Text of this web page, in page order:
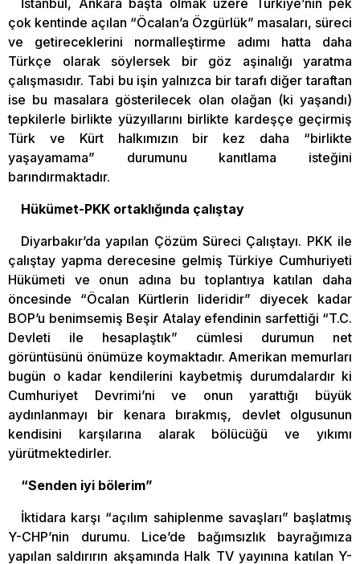
çok kentinde açılan “Öcalan’a Özgürlük” masaları, süreci
ve getireceklerini normalleştirme adımı hatta daha
Türkçe olarak söylersek bir göz aşinalığı yaratma
çalışmasıdır. Tabi bu işin yalnızca bir tarafı diğer taraftan
ise bu masalara gösterilecek olan olağan (ki yaşandı)
tepkilerle birlikte yüzyıllarını birlikte kardeşçe geçirmiş
Türk ve Kürt halkımızın bir kez daha “birlikte
yaşayamama” durumunu kanıtlama isteğini
barındırmaktadır.
Hükümet-PKK ortaklığında çalıştay
Diyarbakır’da yapılan Çözüm Süreci Çalıştayı. PKK ile
çalıştay yapma derecesine gelmiş Türkiye Cumhuriyeti
Hükümeti ve onun adına bu toplantıya katılan daha
öncesinde “Öcalan Kürtlerin lideridir” diyecek kadar
BOP’u benimsemiş Beşir Atalay efendinin sarfettiği “T.C.
Devleti ile hesaplaştık” cümlesi durumun net
görüntüsünü önümüze koymaktadır. Amerikan memurları
bugün o kadar kendilerini kaybetmiş durumdalardır ki
Cumhuriyet Devrimi’ni ve onun yarattığı büyük
aydınlanmayı bir kenara bırakmış, devlet olgusunun
kendisini karşılarına alarak bölücüğü ve yıkımı
yürütmektedirler.
“Senden iyi bölerim”
İktidara karşı “açılım sahiplenme savaşları” başlatmış
Y-CHP’nin durumu. Lice’de bağımsızlık bayrağımıza
yapılan saldırırın akşamında Halk TV yayınına katılan Y-